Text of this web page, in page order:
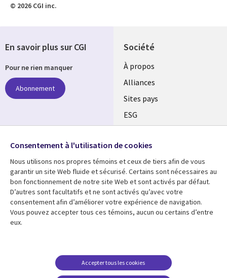
© 2026 CGI inc.
Société
À propos
Alliances
Sites pays
ESG
Fusions
Salle de presse
Ressources
Articles
Études de cas
Support
Restrictions et
conditions juridiques
En savoir plus sur CGI
Pour ne rien manquer
Abonnement
Suivez-nous
Social
Media
Global
FR
Consentement à l'utilisation de cookies
Nous utilisons nos propres témoins et ceux de tiers afin de vous
garantir un site Web fluide et sécurisé. Certains sont nécessaires au
bon fonctionnement de notre site Web et sont activés par défaut.
D’autres sont facultatifs et ne sont activés qu’avec votre
consentement afin d’améliorer votre expérience de navigation.
Vous pouvez accepter tous ces témoins, aucun ou certains d’entre
eux.
Accepter tous les cookies